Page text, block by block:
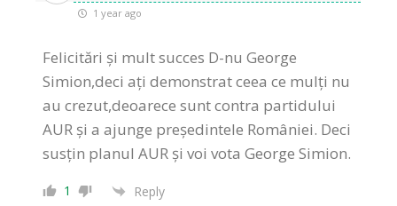
1 year ago
Felicitări și mult succes D-nu George
Simion,deci ați demonstrat ceea ce mulți nu
au crezut,deoarece sunt contra partidului
AUR și a ajunge președintele României. Deci
susțin planul AUR și voi vota George Simion.
1 Reply